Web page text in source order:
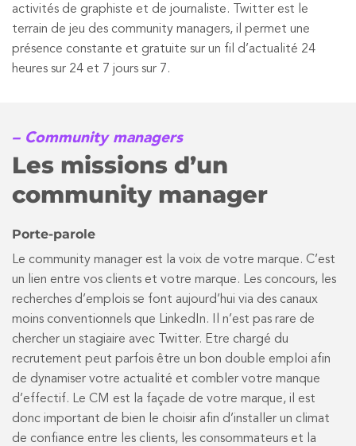
activités de graphiste et de journaliste. Twitter est le
terrain de jeu des community managers, il permet une
présence constante et gratuite sur un fil d’actualité 24
heures sur 24 et 7 jours sur 7.
– Community managers
Les missions d’un
community manager
Porte-parole
Le community manager est la voix de votre marque. C’est
un lien entre vos clients et votre marque. Les concours, les
recherches d’emplois se font aujourd’hui via des canaux
moins conventionnels que LinkedIn. Il n’est pas rare de
chercher un stagiaire avec Twitter. Etre chargé du
recrutement peut parfois être un bon double emploi afin
de dynamiser votre actualité et combler votre manque
d’effectif. Le CM est la façade de votre marque, il est
donc important de bien le choisir afin d’installer un climat
de confiance entre les clients, les consommateurs et la